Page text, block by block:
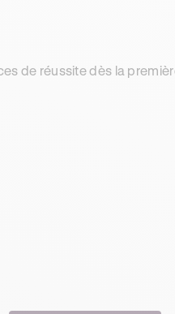
de réussite dès la